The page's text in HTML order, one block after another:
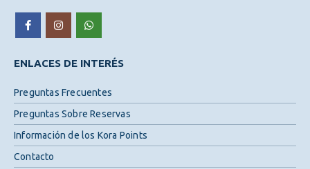
ENLACES DE INTERÉS
Preguntas Frecuentes
Preguntas Sobre Reservas
Información de los Kora Points
Contacto